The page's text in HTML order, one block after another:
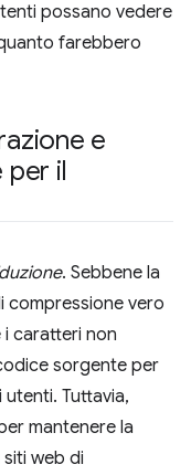
possano vedere
farebbero
e
per il
. Sebbene la
compressione vero
caratteri non
sorgente per
Tuttavia,
mantenere la
web di